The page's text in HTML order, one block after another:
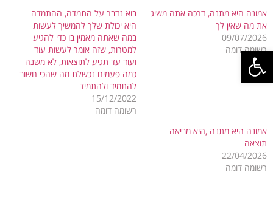
פתח סרגל נגישות
אמונה היא מתנה, דרכה אתה משיג
את מה שאין לך
09/07/2026
רשומה דומה
בוא נדבר על התמדה, ההתמדה
היא יכולת שלך להמשיך לעשות
במה שאתה מאמין בו כדי להגיע
למטרות, שזה אומר לעשות עוד
ועוד עד תגיע לתוצאות, לא משנה
כמה פעמים נכשלת מה שהכי חשוב
להתמיד ולהתמיד
15/12/2022
רשומה דומה
אמונה היא מתנה ,היא מביאה
תוצאה
22/04/2026
רשומה דומה